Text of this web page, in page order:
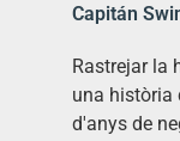
Capitán
Rastrejar la
una història
d'anys de